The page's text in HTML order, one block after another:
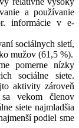
a používanie
informácie v e-
sociálnych sietí,
mužov (61,5 %).
pomerne nízky
sociálne siete.
aktivity zároveň
vekom členov
siete najmladšia
podiel sme